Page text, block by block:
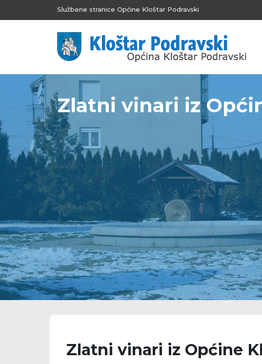
Službene stranice Općine Kloštar Podravski
Zlatni vinari iz
Zlatni vinari iz Općine